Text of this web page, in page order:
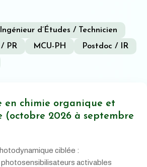
Ingénieur d’Études / Technicien
/ PR MCU-PH
Postdoc / IR
en chimie organique et
(octobre 2026 à septembre
ciblée :
activables